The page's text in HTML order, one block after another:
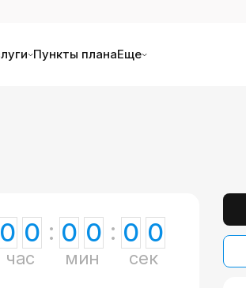
Пункты планаЕще
0 0
час
0 0
мин
0 0
сек